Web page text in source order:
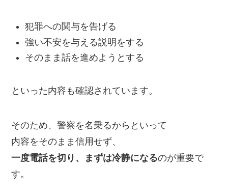
犯罪への関与を告げる
強い不安を与える説明をする
そのまま話を進めようとする
といった内容も確認されています。
そのため、警察を名乗るからといって
内容をそのまま信用せず、
一度電話を切り、まずは冷静になるのが重要で
す。